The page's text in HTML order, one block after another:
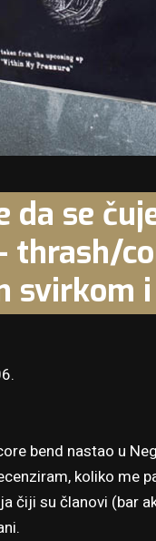
da se
thrash/
svirkom
bend nastao u
koliko me
čiji su članovi (bar